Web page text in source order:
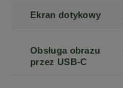
Ekran dotykowy
Obsługa obrazu
przez USB-C